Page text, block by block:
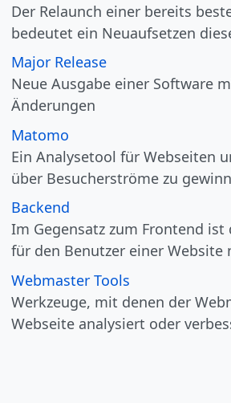
Der Relaunch einer bereits
bedeutet ein Neuaufsetzen
Major Release
Neue Ausgabe einer Software
Änderungen
Matomo
Ein Analysetool für Webseiten
über Besucherströme zu
Backend
Im Gegensatz zum Frontend ist
für den Benutzer einer Website
Webmaster Tools
Werkzeuge, mit denen der
Webseite analysiert oder